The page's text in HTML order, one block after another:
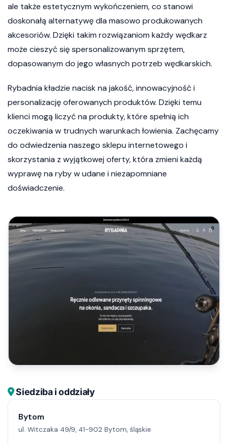
ale także estetycznym wykończeniem, co stanowi
doskonałą alternatywę dla masowo produkowanych
akcesoriów. Dzięki takim rozwiązaniom każdy wędkarz
może cieszyć się spersonalizowanym sprzętem,
dopasowanym do jego własnych potrzeb wędkarskich.
Rybadnia kładzie nacisk na jakość, innowacyjność i
personalizację oferowanych produktów. Dzięki temu
klienci mogą liczyć na produkty, które spełnią ich
oczekiwania w trudnych warunkach łowienia. Zachęcamy
do odwiedzenia naszego sklepu internetowego i
skorzystania z wyjątkowej oferty, która zmieni każdą
wyprawę na ryby w udane i niezapomniane
doświadczenie.
Siedziba i oddziały
Bytom
ul. Witczaka 49/9, 41-902 Bytom, śląskie